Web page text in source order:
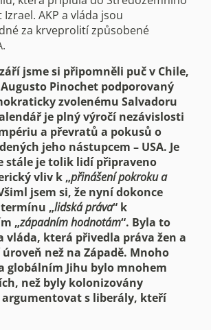
AKP a vláda jsou
za krveprolití způsobené
jsme si připomněli puč v Chile,
Pinochet podporovaný
zvolenému Salvadoru
je plný výročí nezávislosti
a převratů a pokusů o
jeho nástupcem – USA. Je
stále je tolik lidí připraveno
vliv k „přinášení pokroku a
jsem si, že nyní dokonce
„lidská práva“ k
„západním hodnotám“. Byla to
vláda, která přivedla práva žen a
úroveň než na Západě. Mnoho
globálním Jihu bylo mnohem
než byly kolonizovány
argumentovat s liberály, kteří